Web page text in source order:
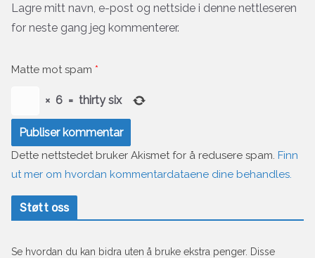
Lagre mitt navn, e-post og nettside i denne nettleseren
for neste gang jeg kommenterer.
Matte mot spam *
× 6 = thirty six
Dette nettstedet bruker Akismet for å redusere spam. Finn
ut mer om hvordan kommentardataene dine behandles.
Støtt oss
Se hvordan du kan bidra uten å bruke ekstra penger. Disse